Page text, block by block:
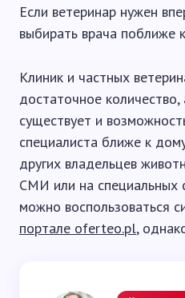
Если ветеринар нужен
выбирать врача поближе
Клиник и частных
достаточное
существует и
специалиста ближе к
других владельцев
СМИ или на специальных
можно воспользоваться
портале oferteo.pl,